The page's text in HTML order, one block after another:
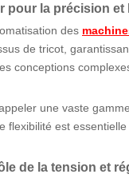
pour la précision et
des
de tricot,
conceptions
une vaste
flexibilité est
de la tension et